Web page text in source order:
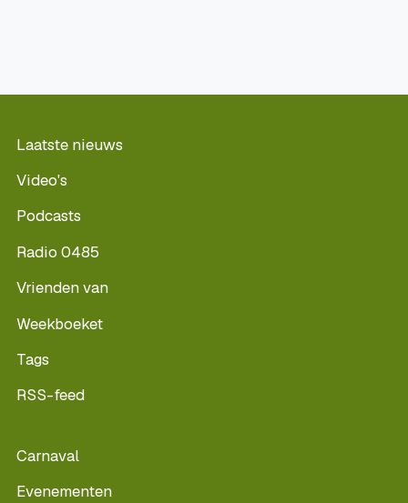
Laatste nieuws
Video's
Podcasts
Radio 0485
Vrienden van
Weekboeket
Tags
RSS-feed
Carnaval
Evenementen